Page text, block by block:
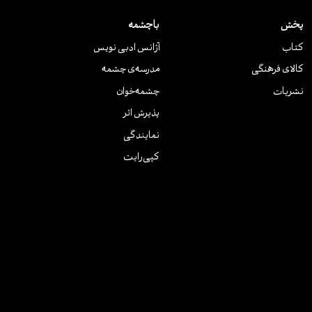
پخش
کتاب
کالای فرهنگی
نشریات
باچشمه
آژانس ادبی نویس
مدرسه‌ی چشمه
چشمه‌خوان
پذیرش اثر
نمایندگی
کپی‌رایت